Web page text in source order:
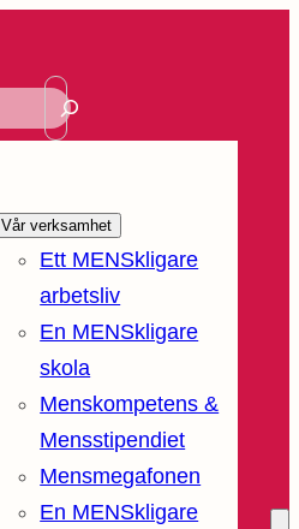
Vår verksamhet
Ett MENSkligare
arbetsliv
En MENSkligare
skola
Menskompetens &
Mensstipendiet
Mensmegafonen
En MENSkligare